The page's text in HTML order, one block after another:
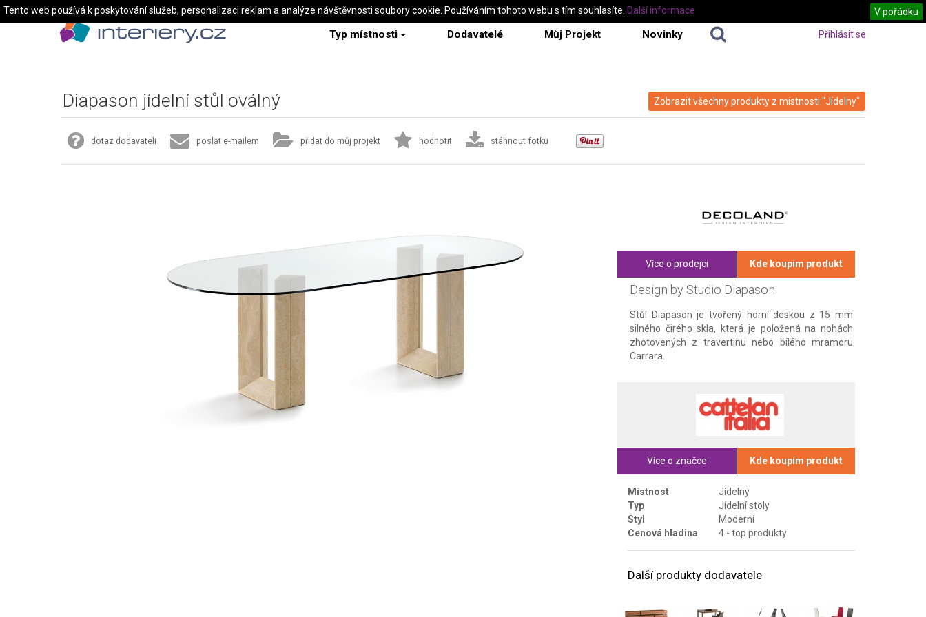
Typ místnosti Dodavatelé Můj Projekt Novinky Přihlásit se
Zobrazit všechny produkty z místnosti "Jídelny"
Diapason jídelní stůl oválný
dotaz dodavateli poslat e-mailem přidat do můj projekt hodnotit stáhnout fotku
Více o prodejci Kde koupím produkt
Design by Studio Diapason
Stůl Diapason je tvořený horní deskou z 15 mm
silného čirého skla, která je položená na nohách
zhotovených z travertinu nebo bílého mramoru
Carrara.
Více o značce Kde koupím produkt
Místnost
Jídelny
Typ
Jídelní stoly
Styl
Moderní
Cenová hladina
4 - top produkty
Další produkty dodavatele
Tento web používá k poskytování služeb, personalizaci reklam a analýze návštěvnosti soubory cookie. Používáním tohoto webu s tím souhlasíte. V pořádku
Další informace